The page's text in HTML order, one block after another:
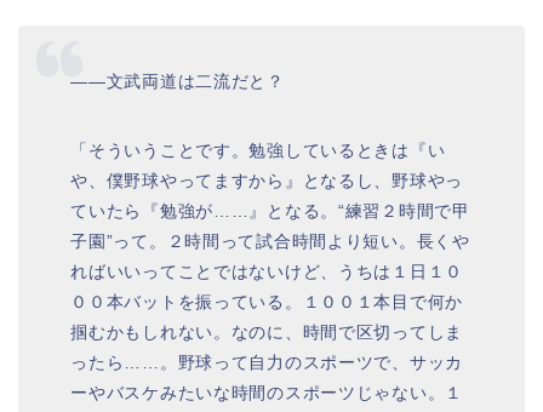
――文武両道は二流だと？
「そういうことです。勉強しているときは『い
や、僕野球やってますから』となるし、野球やっ
ていたら『勉強が……』となる。“練習２時間で甲
子園”って。２時間って試合時間より短い。長くや
ればいいってことではないけど、うちは１日１０
００本バットを振っている。１００１本目で何か
掴むかもしれない。なのに、時間で区切ってしま
ったら……。野球って自力のスポーツで、サッカ
ーやバスケみたいな時間のスポーツじゃない。１